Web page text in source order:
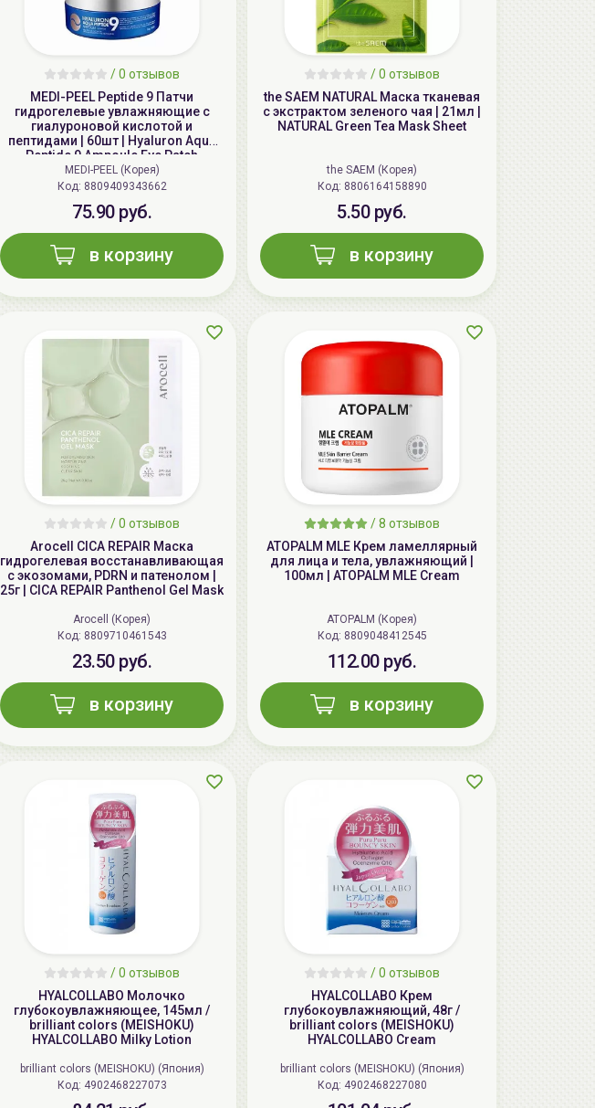
AiliCode Бальзам для волос
увлажняющий, 250мл
27.38 руб. -26%
AiliCode Восстанавливающий крем-
пилинг для лица, 50мл
49.95 руб.
/0 отзывов
MEDI-PEEL Peptide 9 Патчи
гидрогелевые увлажняющие с
гиалуроновой кислотой и
пептидами | 60шт | Hyaluron Aqua
Peptide 9 Ampoule Eye Patch
MEDI-PEEL (Корея)
Код: 8809409343662
75.90 руб.
в корзину
/0 отзывов
the SAEM NATURAL Маска тканевая
с экстрактом зеленого чая | 21мл |
NATURAL Green Tea Mask Sheet
the SAEM (Корея)
Код: 8806164158890
5.50 руб.
в корзину
/0 отзывов
Arocell CICA REPAIR Маска
гидрогелевая восстанавливающая
с экозомами, PDRN и патенолом |
25г | CICA REPAIR Panthenol Gel Mask
Arocell (Корея)
Код: 8809710461543
23.50 руб.
в корзину
/8 отзывов
ATOPALM MLE Крем ламеллярный
для лица и тела, увлажняющий |
100мл | ATOPALM MLE Cream
ATOPALM (Корея)
Код: 8809048412545
112.00 руб.
в корзину
/0 отзывов
HYALCOLLABO Молочко
глубокоувлажняющее, 145мл /
brilliant colors (MEISHOKU)
HYALCOLLABO Milky Lotion
brilliant colors (MEISHOKU) (Япония)
Код: 4902468227073
/0 отзывов
HYALCOLLABO Крем
глубокоувлажняющий, 48г /
brilliant colors (MEISHOKU)
HYALCOLLABO Cream
brilliant colors (MEISHOKU) (Япония)
Код: 4902468227080